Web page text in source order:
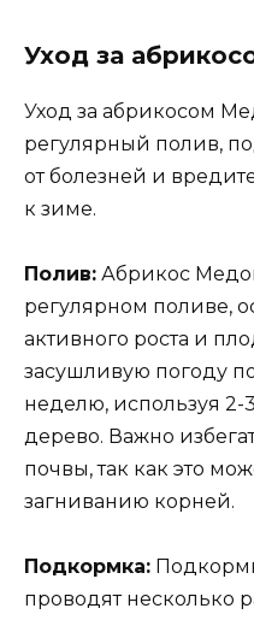
Уход за
Уход за абрикосом
регулярный полив,
от болезней и
к зиме.
Полив: Абрикос
регулярном поливе,
активного роста и
засушливую погоду
неделю, используя
дерево. Важно
почвы, так как это
загниванию корней.
Подкормка:
проводят несколько